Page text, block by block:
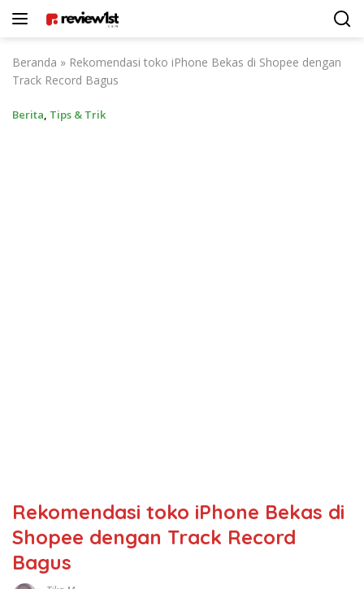
Beranda » Rekomendasi toko iPhone Bekas di Shopee dengan
Track Record Bagus
Berita, Tips & Trik
Rekomendasi toko iPhone Bekas di
Shopee dengan Track Record
Bagus